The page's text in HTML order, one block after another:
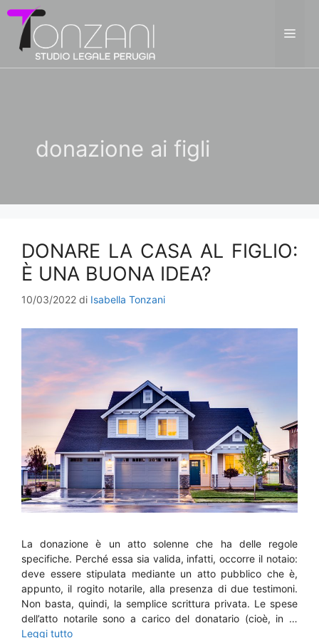
Vai
contenuto
donazione ai figli
DONARE LA CASA AL FIGLIO:
È UNA BUONA IDEA?
10/03/2022 di Isabella Tonzani
La donazione è un atto solenne che ha delle regole
specifiche. Perché essa sia valida, infatti, occorre il notaio:
deve essere stipulata mediante un atto pubblico che è,
appunto, il rogito notarile, alla presenza di due testimoni.
Non basta, quindi, la semplice scrittura privata. Le spese
dell’atto notarile sono a carico del donatario (cioè, in …
Leggi tutto